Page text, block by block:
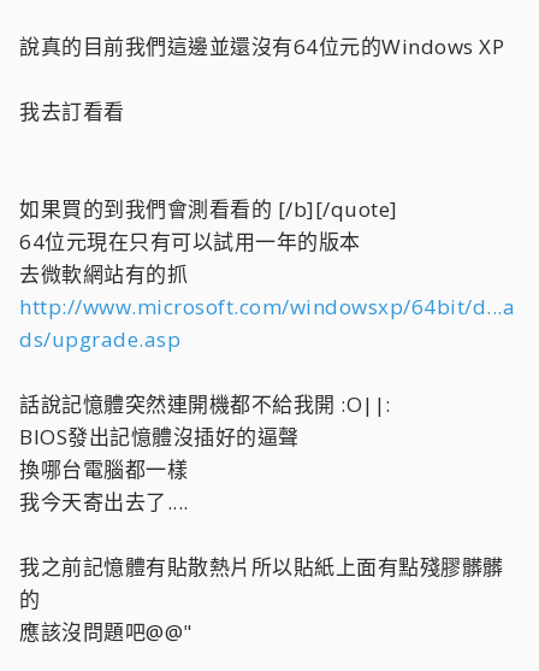
我買了一組新模組的記憶體(DDR400 2-3-3-6那個)
其中有一條好像有點問題
可不可以2隻都寄來
小弟幫你測一下
按一下展開……
就是照這篇http://www.coolaler.com/ipb/index.php?
showtopic=28247的地址寄過去嗎?
沒有測試軟體耶
系統都不給我裝 :PPP:
不過裝一般的Windows XP就沒問題
64版才會當機 :??:
說真的目前我們這邊並還沒有64位元的Windows XP
我去訂看看
如果買的到我們會測看看的 [/b][/quote]
64位元現在只有可以試用一年的版本
去微軟網站有的抓
http://www.microsoft.com/windowsxp/64bit/d...a
ds/upgrade.asp
話說記憶體突然連開機都不給我開 :O||:
BIOS發出記憶體沒插好的逼聲
換哪台電腦都一樣
我今天寄出去了....
我之前記憶體有貼散熱片所以貼紙上面有點殘膠髒髒
的
應該沒問題吧@@"